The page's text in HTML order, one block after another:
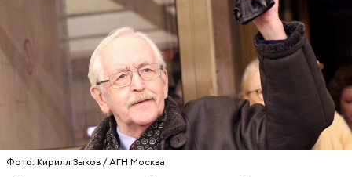
Фото: Кирилл Зыков / АГН Москва
Нужно в течение 10 минут обжарить
перцы на мангале с раскаленными углями. Красный
лук нарезать кольцами и подпечь с двух сторон.
Кабачок и баклажан нарезать крупными кольцами,
Сливочное масло необходимо немного